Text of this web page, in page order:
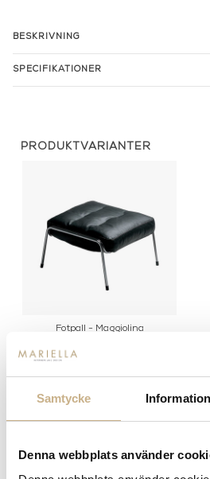
Samtycke Information
Denna webbplats använder
BESKRIVNING
SPECIFIKATIONER
PRODUKTVARIANTER
Fotpall - Maggiolina
MER FRÅN ZANOTTA